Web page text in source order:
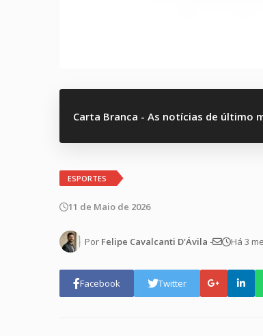
Carta Branca - As notícias de último
ESPORTES
11 de Maio de 2026
Por Felipe Cavalcanti D'Ávila - Há 3
Facebook Twitter